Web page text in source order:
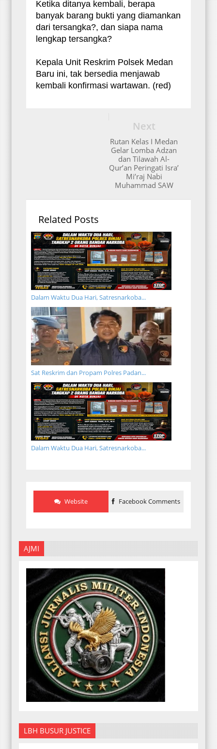
Ketika ditanya kembali, berapa
banyak barang bukti yang diamankan
dari tersangka?, dan siapa nama
lengkap tersangka?
Kepala Unit Reskrim Polsek Medan
Baru ini, tak bersedia menjawab
kembali konfirmasi wartawan. (red)
Next
Rutan Kelas I Medan
Gelar Lomba Adzan
dan Tilawah Al-
Qur’an Peringati Isra’
Mi’raj Nabi
Muhammad SAW
Related Posts
Dalam Waktu Dua Hari, Satresnarkoba...
Sat Reskrim dan Propam Polres Padan...
Dalam Waktu Dua Hari, Satresnarkoba...
Website Facebook Comments
AJMI
LBH BUSUR JUSTICE